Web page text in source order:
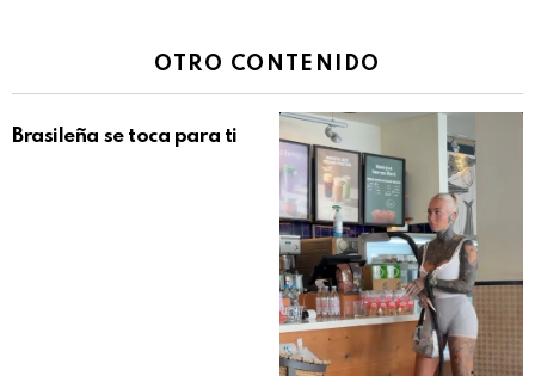
OTRO CONTENIDO
Brasileña se toca para ti